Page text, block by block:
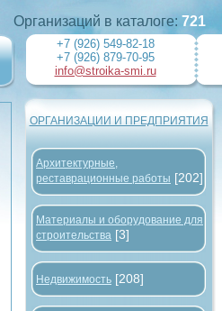
Организаций в каталоге: 721
+7 (926) 549-82-18
+7 (926) 879-70-95
info@stroika-smi.ru
ОРГАНИЗАЦИИ И ПРЕДПРИЯТИЯ
Архитектурные,
реставрационные работы [202]
Материалы и оборудование для
строительства [3]
Недвижимость [208]